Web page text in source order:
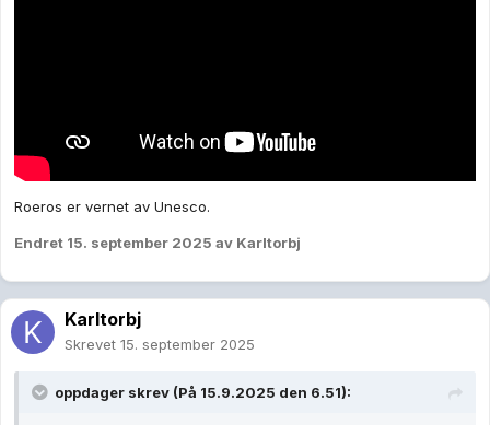
Roeros er vernet av Unesco.
Endret 15. september 2025 av Karltorbj
Karltorbj
Skrevet 15. september 2025
oppdager skrev (På 15.9.2025 den 6.51):